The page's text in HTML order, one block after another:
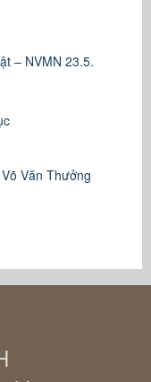
– NVMN 23.5.
Văn Thưởng